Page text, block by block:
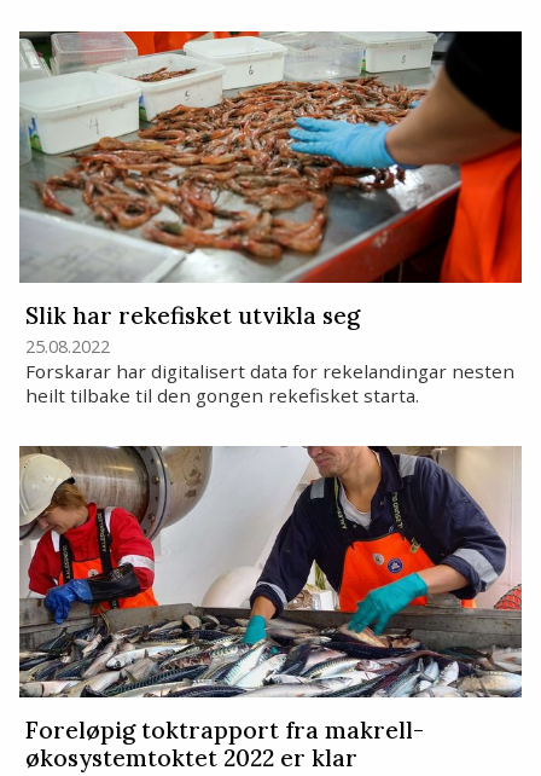
Slik har rekefisket utvikla seg
25.08.2022
Forskarar har digitalisert data for rekelandingar nesten
heilt tilbake til den gongen rekefisket starta.
Foreløpig toktrapport fra makrell-
økosystemtoktet 2022 er klar